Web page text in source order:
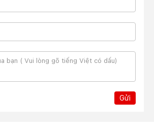
Gửi